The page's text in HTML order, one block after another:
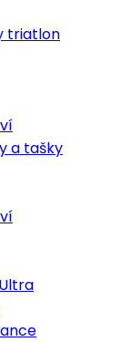
triatlon
a tašky